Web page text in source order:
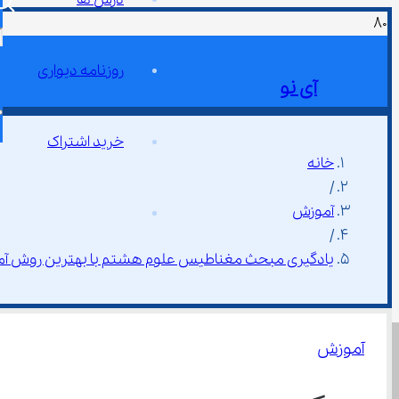
آی نو
روزنامه دیواری
خرید اشتراک
خانه
/
آموزش
/
یادگیری مبحث مغناطیس علوم هشتم با بهترین روش
آموزش